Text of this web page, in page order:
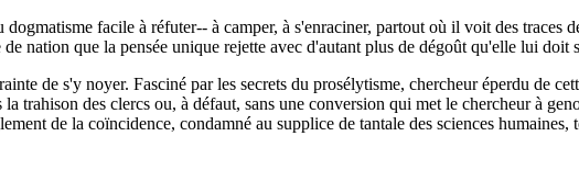
facile à réfuter-- à camper, à s'enraciner, partout où il voit des traces
nation que la pensée unique rejette avec d'autant plus de dégoût qu'elle lui doit
de s'y noyer. Fasciné par les secrets du prosélytisme, chercheur éperdu de
trahison des clercs ou, à défaut, sans une conversion qui met le chercheur à
de la coïncidence, condamné au supplice de tantale des sciences humaines,